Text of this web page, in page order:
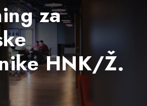
za
HNK/Ž.